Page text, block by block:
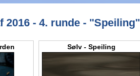
2016 - 4. runde - "Speiling"
Sølv - Speiling